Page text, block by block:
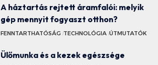
A háztartás rejtett áramfalói: melyik
gép mennyit fogyaszt otthon?
FENNTARTHATÓSÁG TECHNOLÓGIA ÚTMUTATÓK
Ülőmunka és a kezek egészsége